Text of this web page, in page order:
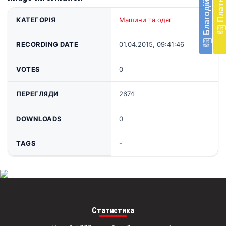
КАТЕГОРІЯ Машини та одяг
RECORDING DATE 01.04.2015, 09:41:46
VOTES 0
ПЕРЕГЛЯДИ 2674
DOWNLOADS 0
TAGS -
Статистика